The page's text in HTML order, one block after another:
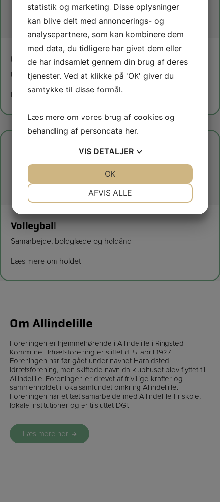
UPS
Udendørs puls og styrke
Læs mere om holdet
Volleyball
Samarbejde, boldglæde og holdånd
Læs mere om holdet
Om Allindelille
Foreningen er hjemmehørende i Allindelille i Ringsted
Kommune. Idrætsforening er stiftet d. 5. april 1927.
Foreningen har før gået under navnet Haraldsted
Idrætsforening, men skiftede navn da klubhuset blev flyttet til
Allindelille. Foreningen er drevet af frivillige krafter og
sammenholdet i lokalsamfundet omkring Allindellille.
Foreningen har et tæt samarbejde med Allindelille Friskole,
lokale institutioner og er tilsluttet DGI.
Læs mere her
statistik og marketing. Disse oplysninger
kan blive delt med annoncerings- og
analysepartnere, som kan kombinere dem
med data, du tidligere har givet dem eller
de har indsamlet gennem din brug af deres
tjenester. Ved at klikke på 'OK' giver du
samtykke til disse formål.
Læs mere om vores brug af cookies og
behandling af persondata her.
VIS DETALJER
MARKETING
AFVIS ALLE
OK